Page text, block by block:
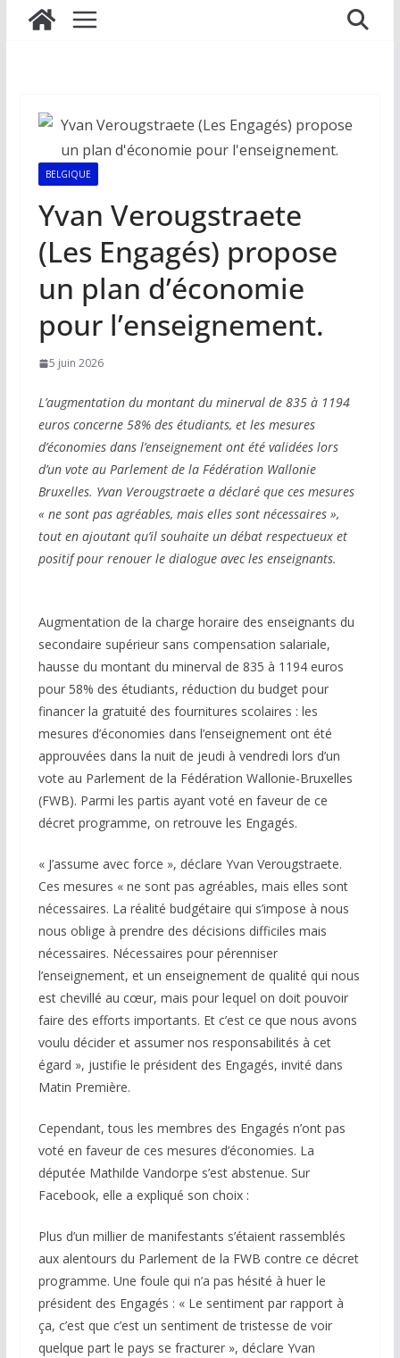
BELGIQUE
Yvan Verougstraete
(Les Engagés) propose
un plan d’économie
pour l’enseignement.
5 juin 2026
L’augmentation du montant du minerval de 835 à 1194
euros concerne 58% des étudiants, et les mesures
d’économies dans l’enseignement ont été validées lors
d’un vote au Parlement de la Fédération Wallonie
Bruxelles. Yvan Verougstraete a déclaré que ces mesures
« ne sont pas agréables, mais elles sont nécessaires »,
tout en ajoutant qu’il souhaite un débat respectueux et
positif pour renouer le dialogue avec les enseignants.
Augmentation de la charge horaire des enseignants du
secondaire supérieur sans compensation salariale,
hausse du montant du minerval de 835 à 1194 euros
pour 58% des étudiants, réduction du budget pour
financer la gratuité des fournitures scolaires : les
mesures d’économies dans l’enseignement ont été
approuvées dans la nuit de jeudi à vendredi lors d’un
vote au Parlement de la Fédération Wallonie-Bruxelles
(FWB). Parmi les partis ayant voté en faveur de ce
décret programme, on retrouve les Engagés.
« J’assume avec force », déclare Yvan Verougstraete.
Ces mesures « ne sont pas agréables, mais elles sont
nécessaires. La réalité budgétaire qui s’impose à nous
nous oblige à prendre des décisions difficiles mais
nécessaires. Nécessaires pour pérenniser
l’enseignement, et un enseignement de qualité qui nous
est chevillé au cœur, mais pour lequel on doit pouvoir
faire des efforts importants. Et c’est ce que nous avons
voulu décider et assumer nos responsabilités à cet
égard », justifie le président des Engagés, invité dans
Matin Première.
Cependant, tous les membres des Engagés n’ont pas
voté en faveur de ces mesures d’économies. La
députée Mathilde Vandorpe s’est abstenue. Sur
Facebook, elle a expliqué son choix :
Plus d’un millier de manifestants s’étaient rassemblés
aux alentours du Parlement de la FWB contre ce décret
programme. Une foule qui n’a pas hésité à huer le
président des Engagés : « Le sentiment par rapport à
ça, c’est que c’est un sentiment de tristesse de voir
quelque part le pays se fracturer », déclare Yvan